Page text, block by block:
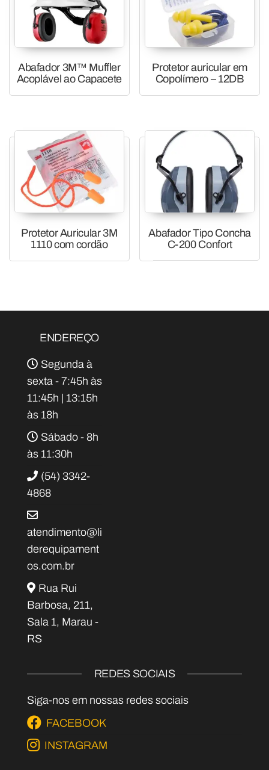
Abafador 3M™ Muffler
Acoplável ao Capacete
Protetor auricular em
Copolímero – 12DB
Protetor Auricular 3M
1110 com cordão
Abafador Tipo Concha
C-200 Confort
ENDEREÇO
Segunda à
sexta - 7:45h às
11:45h | 13:15h
às 18h
Sábado - 8h
às 11:30h
(54) 3342-
4868
atendimento@li
derequipament
os.com.br
Rua Rui
Barbosa, 211,
Sala 1, Marau -
RS
REDES SOCIAIS
Siga-nos em nossas redes sociais
FACEBOOK
INSTAGRAM